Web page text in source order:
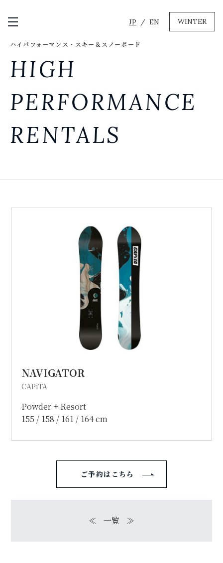
メニュー開閉 JP EN WINTER
GREEN
キャンプ イベント遊具
WINTER
特定商取引に関する表示
ハイパフォーマンス・スキー＆スノーボード
HIGH
PERFORMANCE
RENTALS
NAVIGATOR
CAPiTA
Powder + Resort
155 / 158 / 161 / 164 cm
ご予約はこちら
≪ 一覧 ≫